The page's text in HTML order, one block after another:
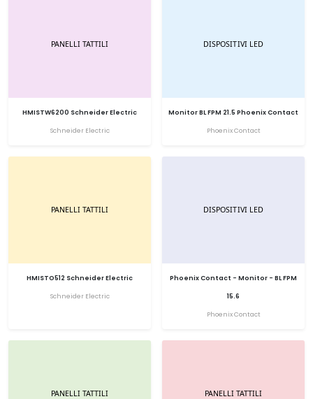
HMISTW6200 Schneider Electric
Schneider Electric
Monitor BL FPM 21.5 Phoenix Contact
Phoenix Contact
HMISTO512 Schneider Electric
Schneider Electric
Phoenix Contact - Monitor - BL FPM
15.6
Phoenix Contact